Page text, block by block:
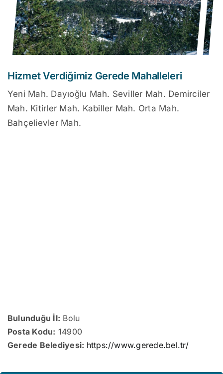
Hizmet Verdiğimiz Gerede Mahalleleri
Yeni Mah. Dayıoğlu Mah. Seviller Mah. Demirciler
Mah. Kitirler Mah. Kabiller Mah. Orta Mah.
Bahçelievler Mah.
Bulunduğu İl: Bolu
Posta Kodu: 14900
Gerede Belediyesi: https://www.gerede.bel.tr/